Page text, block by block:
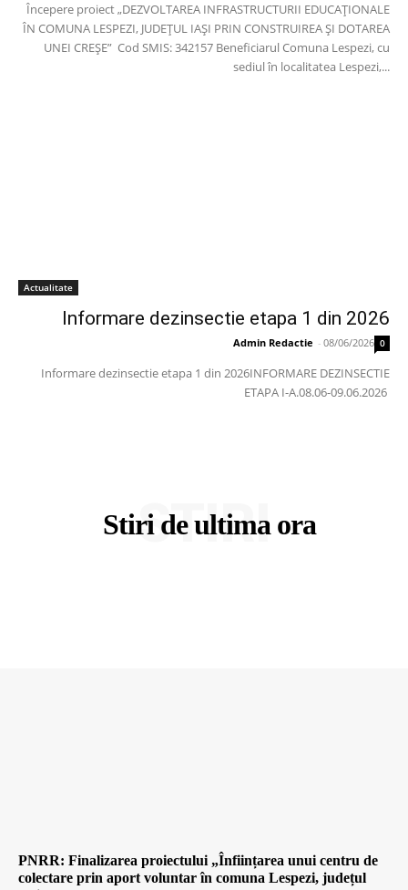
Începere proiect „DEZVOLTAREA INFRASTRUCTURII EDUCAȚIONALE
ÎN COMUNA LESPEZI, JUDEȚUL IAȘI PRIN CONSTRUIREA ȘI DOTAREA
UNEI CREȘE” Cod SMIS: 342157 Beneficiarul Comuna Lespezi, cu
sediul în localitatea Lespezi,...
Actualitate
Informare dezinsectie etapa 1 din 2026
Admin Redactie - 08/06/2026 0
Informare dezinsectie etapa 1 din 2026INFORMARE DEZINSECTIE
ETAPA I-A.08.06-09.06.2026
Stiri de ultima ora
STIRI
PNRR: Finalizarea proiectului „Înființarea unui centru de
colectare prin aport voluntar în comuna Lespezi, județul